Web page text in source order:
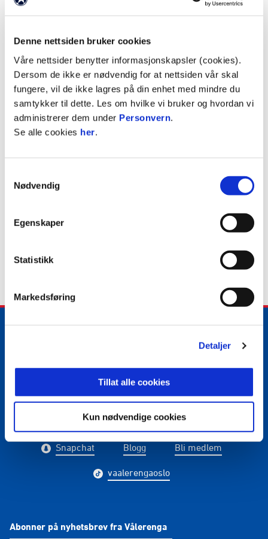
Denne nettsiden bruker cookies
Våre nettsider benytter informasjonskapsler (cookies).
Dersom de ikke er nødvendig for at nettsiden vår skal
fungere, vil de ikke lagres på din enhet med mindre du
samtykker til dette. Les om hvilke vi bruker og hvordan vi
administrerer dem under Personvern.
Se alle cookies her.
Nødvendig
Egenskaper
Statistikk
Markedsføring
Detaljer
Tillat alle cookies
Kun nødvendige cookies
Vi har nettopp lagt om til nye nettsider. Det gjør at
en del sider ikke dukker opp i Google-søk. En del
gamle lenker vil ikke lenger peke til riktig side.
Dette er normalt og vil justere seg etterhvert som
Google indekserer sidene på nytt.
Dette er en ny medieplattform, og noen feil kan
med.
Vi beklager bryderiet og takker for din
tålmodighet.
Gå til forsiden
media@vif.no Kontakt oss
Facebook Instagram
Snapchat Blogg Bli medlem
vaalerengaoslo
Abonner på nyhetsbrev fra Vålerenga